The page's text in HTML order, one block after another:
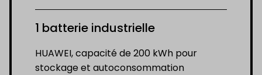
1 batterie industrielle
HUAWEI, capacité de 200 kWh pour
stockage et autoconsommation